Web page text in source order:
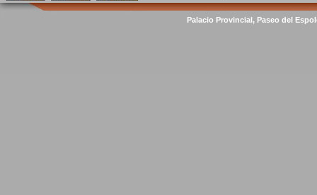
Palacio Provincial, Paseo del